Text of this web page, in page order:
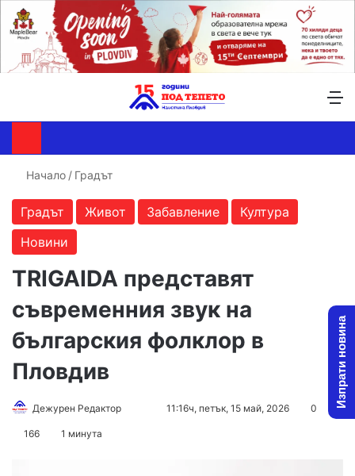
Начало / Градът
Градът Живот Забавление
Култура
Новини
TRIGAIDA представят
съвременния звук на
българския фолклор в
Пловдив
Дежурен Редактор
Send11:16ч, петък, 15 май, 2026 0
166 1 минута
Изпрати новина